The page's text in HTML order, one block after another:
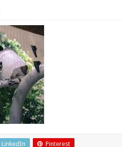
LinkedIn Pinterest